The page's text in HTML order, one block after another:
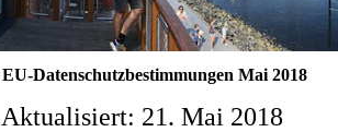
EU-Datenschutzbestimmungen Mai 2018
Aktualisiert: 21. Mai 2018